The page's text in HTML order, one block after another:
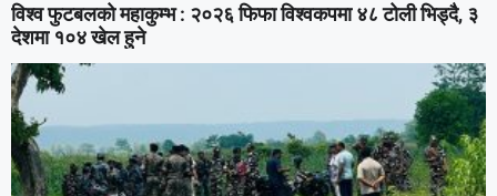
विश्व फुटबलको महाकुम्भ : २०२६ फिफा विश्वकपमा ४८ टोली भिड्दै, ३
देशमा १०४ खेल हुने